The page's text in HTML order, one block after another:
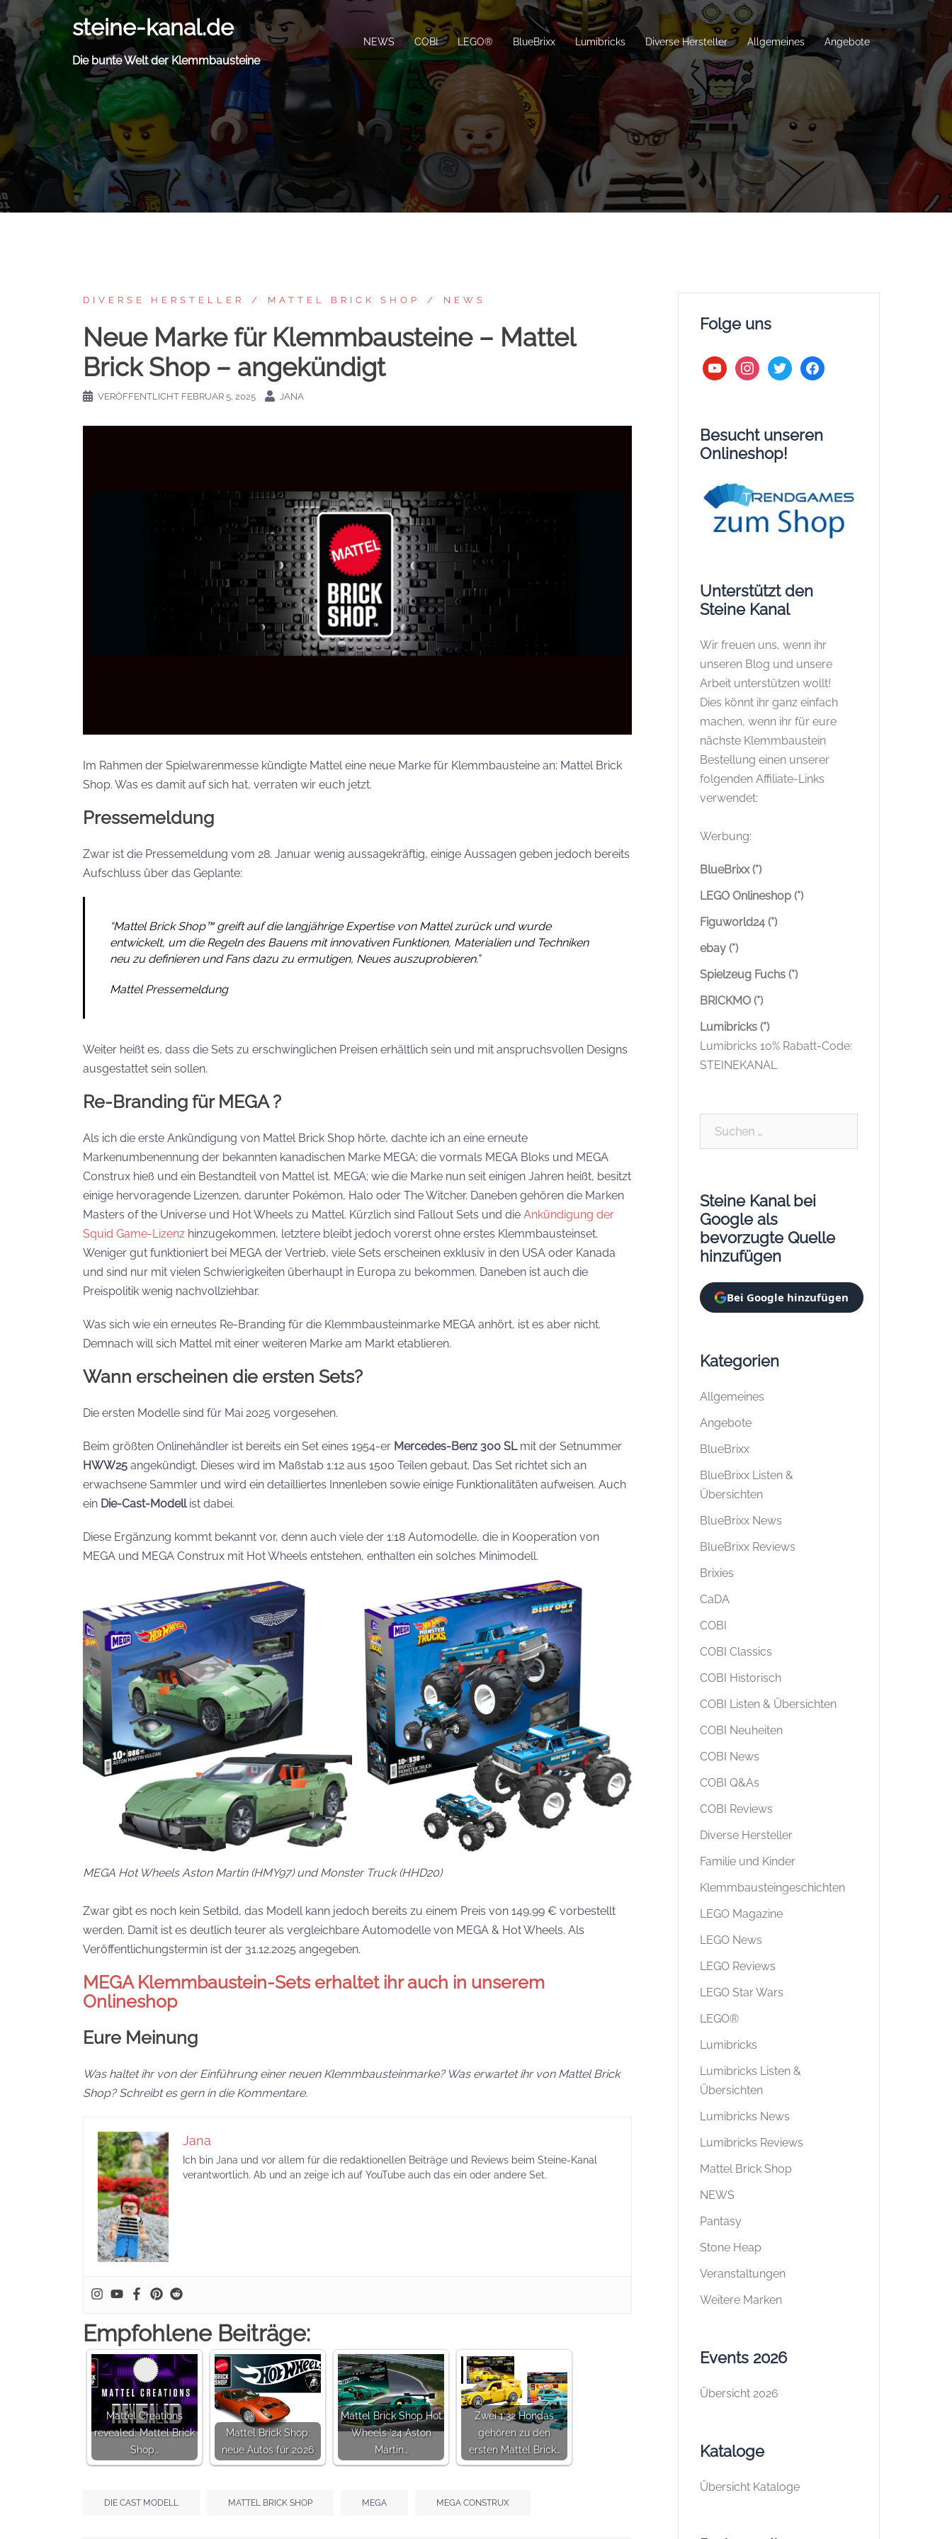
Zum
Inhalt
springen
steine-kanal.de
Die bunte Welt der Klemmbausteine
NEWS COBI LEGO® BlueBrixx Lumibricks Diverse Hersteller Allgemeines Angebote
DIVERSE HERSTELLER MATTEL BRICK SHOP NEWS
Neue Marke für Klemmbausteine – Mattel
Brick Shop – angekündigt
VERÖFFENTLICHT FEBRUAR 5, 2025 JANA
Im Rahmen der Spielwarenmesse kündigte Mattel eine neue Marke für Klemmbausteine an: Mattel Brick
Shop. Was es damit auf sich hat, verraten wir euch jetzt.
Pressemeldung
Zwar ist die Pressemeldung vom 28. Januar wenig aussagekräftig, einige Aussagen geben jedoch bereits
Aufschluss über das Geplante:
“Mattel Brick Shop™ greift auf die langjährige Expertise von Mattel zurück und wurde
entwickelt, um die Regeln des Bauens mit innovativen Funktionen, Materialien und Techniken
neu zu definieren und Fans dazu zu ermutigen, Neues auszuprobieren.”
Mattel Pressemeldung
Weiter heißt es, dass die Sets zu erschwinglichen Preisen erhältlich sein und mit anspruchsvollen Designs
ausgestattet sein sollen.
Re-Branding für MEGA ?
Als ich die erste Ankündigung von Mattel Brick Shop hörte, dachte ich an eine erneute
Markenumbenennung der bekannten kanadischen Marke MEGA; die vormals MEGA Bloks und MEGA
Construx hieß und ein Bestandteil von Mattel ist. MEGA; wie die Marke nun seit einigen Jahren heißt, besitzt
einige hervoragende Lizenzen, darunter Pokémon, Halo oder The Witcher. Daneben gehören die Marken
Masters of the Universe und Hot Wheels zu Mattel. Kürzlich sind Fallout Sets und die Ankündigung der
Squid Game-Lizenz hinzugekommen, letztere bleibt jedoch vorerst ohne erstes Klemmbausteinset.
Weniger gut funktioniert bei MEGA der Vertrieb, viele Sets erscheinen exklusiv in den USA oder Kanada
und sind nur mit vielen Schwierigkeiten überhaupt in Europa zu bekommen. Daneben ist auch die
Preispolitik wenig nachvollziehbar.
Was sich wie ein erneutes Re-Branding für die Klemmbausteinmarke MEGA anhört, ist es aber nicht.
Demnach will sich Mattel mit einer weiteren Marke am Markt etablieren.
Wann erscheinen die ersten Sets?
Die ersten Modelle sind für Mai 2025 vorgesehen.
Beim größten Onlinehändler ist bereits ein Set eines 1954-er Mercedes-Benz 300 SLmit der Setnummer
HWW25 angekündigt. Dieses wird im Maßstab 1:12 aus 1500 Teilen gebaut. Das Set richtet sich an
erwachsene Sammler und wird ein detailliertes Innenleben sowie einige Funktionalitäten aufweisen. Auch
ein Die-Cast-Modellist dabei.
Diese Ergänzung kommt bekannt vor, denn auch viele der 1:18 Automodelle, die in Kooperation von
MEGA und MEGA Construx mit Hot Wheels entstehen, enthalten ein solches Minimodell.
MEGA Hot Wheels Aston Martin (HMY97) und Monster Truck (HHD20)
Zwar gibt es noch kein Setbild, das Modell kann jedoch bereits zu einem Preis von 149,99 € vorbestellt
werden. Damit ist es deutlich teurer als vergleichbare Automodelle von MEGA & Hot Wheels. Als
Veröffentlichungstermin ist der 31.12.2025 angegeben.
MEGA Klemmbaustein-Sets erhaltet ihr auch in unserem
Onlineshop
Eure Meinung
Was haltet ihr von der Einführung einer neuen Klemmbausteinmarke? Was erwartet ihr von Mattel Brick
Shop? Schreibt es gern in die Kommentare.
Jana
Ich bin Jana und vor allem für die redaktionellen Beiträge und Reviews beim Steine-Kanal
verantwortlich. Ab und an zeige ich auf YouTube auch das ein oder andere Set.
Empfohlene Beiträge:
Mattel Creations
revealed: Mattel Brick
Shop…
Mattel Brick Shop:
neue Autos für 2026
Mattel Brick Shop Hot
Wheels ’24 Aston
Martin…
Zwei 1:32 Hondas
gehören zu den
ersten Mattel Brick…
DIE CAST MODELL MATTEL BRICK SHOP MEGA MEGA CONSTRUX
Folge uns
youtubeinstagram
twitter facebook
Besucht unseren
Onlineshop!
Unterstützt den
Steine Kanal
Wir freuen uns, wenn ihr
unseren Blog und unsere
Arbeit unterstützen wollt!
Dies könnt ihr ganz einfach
machen, wenn ihr für eure
nächste Klemmbaustein
Bestellung einen unserer
folgenden Affiliate-Links
verwendet:
Werbung:
BlueBrixx (*)
LEGO Onlineshop (*)
Figuworld24 (*)
ebay (*)
Spielzeug Fuchs (*)
BRICKMO (*)
Lumibricks (*)
Lumibricks 10% Rabatt-Code:
STEINEKANAL
Steine Kanal bei
Google als
bevorzugte Quelle
hinzufügen
Bei Google hinzufügen
Kategorien
Allgemeines
Angebote
BlueBrixx
BlueBrixx Listen &
Übersichten
BlueBrixx News
BlueBrixx Reviews
Brixies
CaDA
COBI
COBI Classics
COBI Historisch
COBI Listen & Übersichten
COBI Neuheiten
COBI News
COBI Q&As
COBI Reviews
Diverse Hersteller
Familie und Kinder
Klemmbausteingeschichten
LEGO Magazine
LEGO News
LEGO Reviews
LEGO Star Wars
LEGO®
Lumibricks
Lumibricks Listen &
Übersichten
Lumibricks News
Lumibricks Reviews
Mattel Brick Shop
NEWS
Pantasy
Stone Heap
Veranstaltungen
Weitere Marken
Events 2026
Übersicht 2026
Kataloge
Übersicht Kataloge